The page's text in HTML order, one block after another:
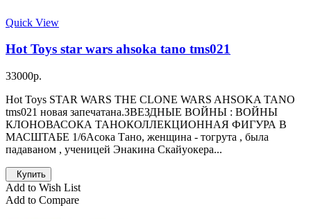
Quick View
Hot Toys star wars ahsoka tano tms021
33000р.
Hot Toys STAR WARS THE CLONE WARS AHSOKA TANO
tms021 новая запечатана.ЗВЕЗДНЫЕ ВОЙНЫ : ВОЙНЫ
КЛОНОВАСОКА ТАНОКОЛЛЕКЦИОННАЯ ФИГУРА В
МАСШТАБЕ 1/6Асока Тано, женщина - тогрута , была
падаваном , ученицей Энакина Скайуокера...
Купить
Add to Wish List
Add to Compare